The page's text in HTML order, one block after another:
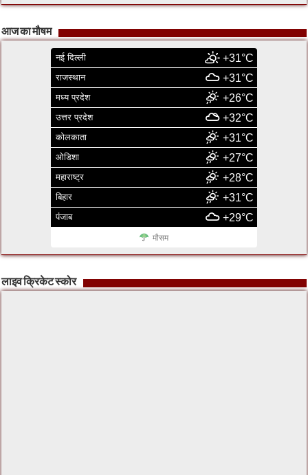
आज का मौषम
नई दिल्ली +31°C
राजस्थान +31°C
मध्य प्रदेश +26°C
उत्तर प्रदेश +32°C
कोलकाता +31°C
ओडिशा +27°C
महाराष्ट्र +28°C
बिहार +31°C
पंजाब +29°C
मौसम
लाइव क्रिकेट स्कोर